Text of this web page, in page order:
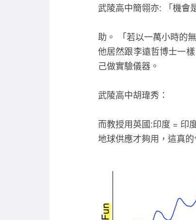
武陵高中簡翎亦: 「機會
助。 「若以一萬小時的
他居然跟李遠哲博士一
己做實驗儀器。
武陵高中胡瑋秀：
而教授用英國:印度 = 印
地球供應才夠用，這真